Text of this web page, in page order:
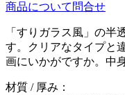
商品について問合せ
「すりガラス風」の半
す。クリアなタイプと
画にいかがですか。中
材質 / 厚み：